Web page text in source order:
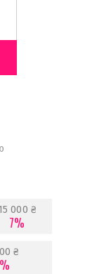
000 ₴
7%
₴